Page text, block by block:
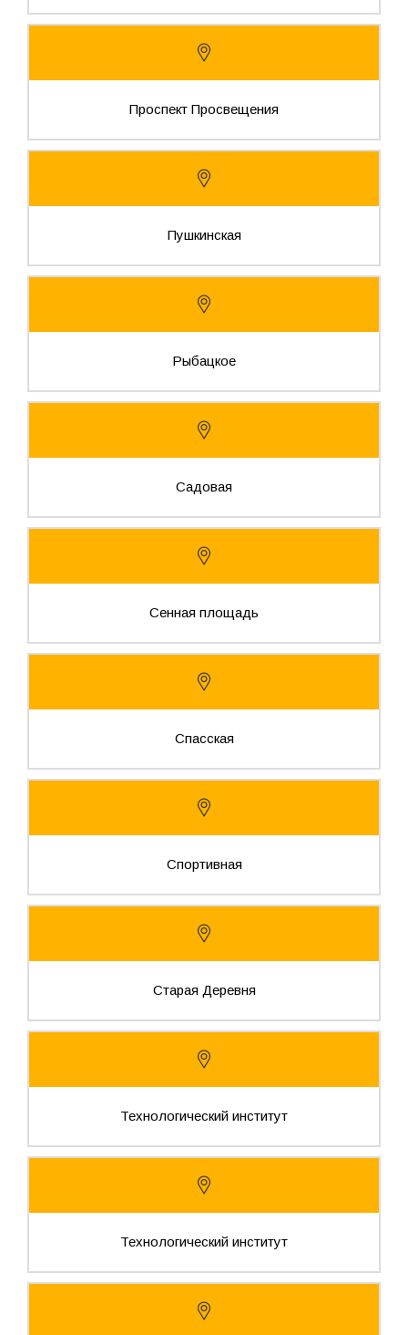
Проспект Просвещения
Пушкинская
Рыбацкое
Садовая
Сенная площадь
Спасская
Спортивная
Старая Деревня
Технологический институт
Технологический институт